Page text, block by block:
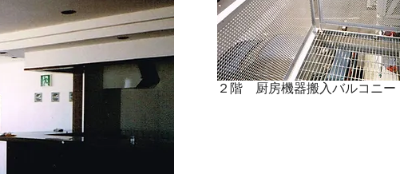
２階 厨房機器搬入バルコニー